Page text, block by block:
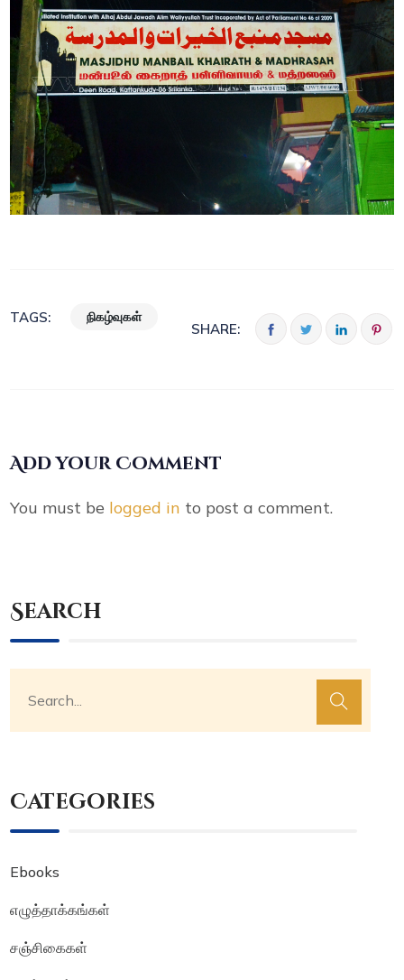
TAGS: நிகழ்வுகள்
SHARE:
Add your Comment
You must be logged in to post a comment.
Search
Categories
Ebooks
எழுத்தாக்கங்கள்
சஞ்சிகைகள்